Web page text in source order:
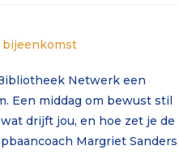
Netwerk een
Een middag om bewust stil
drijft jou, en hoe zet je de
Margriet Sanders